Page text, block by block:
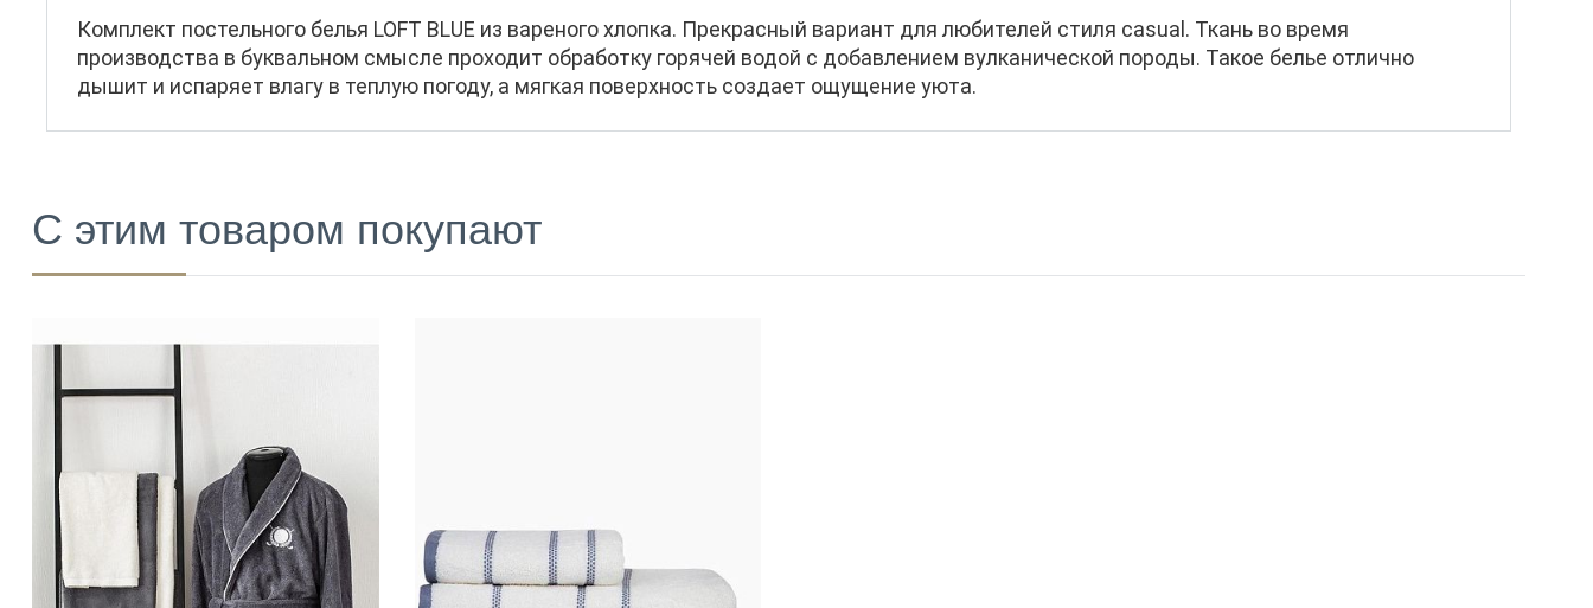
Комплект постельного белья LOFT BLUE из вареного хлопка. Прекрасный вариант для любителей стиля casual. Ткань во время
производства в буквальном смысле проходит обработку горячей водой с добавлением вулканической породы. Такое белье отлично
дышит и испаряет влагу в теплую погоду, а мягкая поверхность создает ощущение уюта.
С этим товаром покупают